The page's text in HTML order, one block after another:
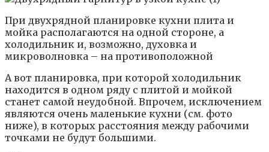
При двухрядной планировке кухни плита и
мойка располагаются на одной стороне, а
холодильник и, возможно, духовка и
микроволновка – на противоположной
А вот планировка, при которой холодильник
находится в одном ряду с плитой и мойкой
станет самой неудобной. Впрочем, исключением
являются очень маленькие кухни (см. фото
ниже), в которых расстояния между рабочими
точками не будут большими.